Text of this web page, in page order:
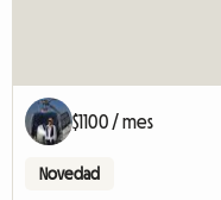
$1100 / mes
Novedad